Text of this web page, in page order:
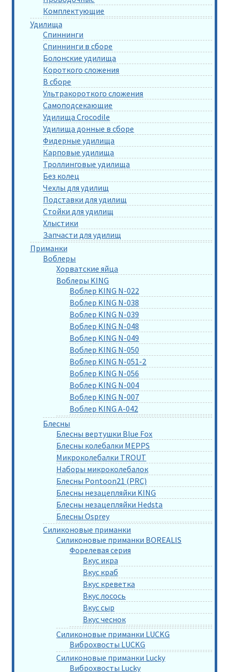
Комплектующие
Удилища
Спиннинги
Спиннинги в сборе
Болонские удилища
Короткого сложения
В сборе
Ультракороткого сложения
Самоподсекающие
Удилища Crocodile
Удилища донные в сборе
Фидерные удилища
Карповые удилища
Троллинговые удилища
Без колец
Чехлы для удилищ
Подставки для удилищ
Стойки для удилищ
Хлыстики
Запчасти для удилищ
Приманки
Воблеры
Хорватские яйца
Воблеры KING
Воблер KING N-022
Воблер KING N-038
Воблер KING N-039
Воблер KING N-048
Воблер KING N-049
Воблер KING N-050
Воблер KING N-051-2
Воблер KING N-056
Воблер KING N-004
Воблер KING N-007
Воблер KING A-042
Блесны
Блесны вертушки Blue Fox
Блесны колебалки MEPPS
Микроколебалки TROUT
Наборы микроколебалок
Блесны Pontoon21 (PRC)
Блесны незацепляйки KING
Блесны незацепляйки Hedsta
Блесны Osprey
Силиконовые приманки
Силиконовые приманки BOREALIS
Форелевая серия
Вкус икра
Вкус краб
Вкус креветка
Вкус лосось
Вкус сыр
Вкус чеснок
Силиконовые приманки LUCKG
Виброхвосты LUCKG
Силиконовые приманки Lucky
Виброхвосты Lucky